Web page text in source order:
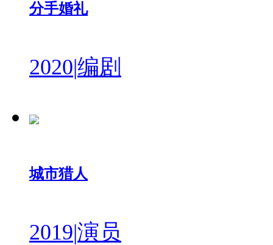
分手婚礼
2020|编剧
城市猎人
2019|演员